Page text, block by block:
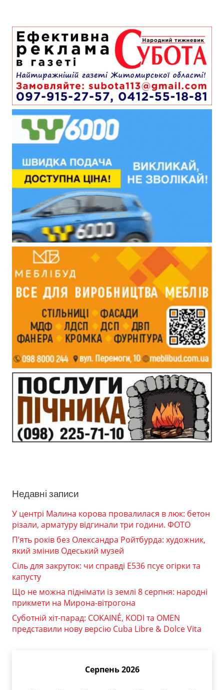
Недавні записи
У центрі Малина корова провалилася в люк: бетон
різали, арматуру відгинали три години. ФОТО
П’ять років без Олександра Ройтбурда: художник,
який змінив Одеський музей
Сіль для закруток: чи справді Е536 псує огірки та
капусту
Що не можна піднімати із землі 8 серпня: народні
прикмети на Мирона-вітрогона
Суботній хіт-парад: COKAINÉ, KODI та OMEN
представили нову версію Cuba Libre & Dolce Vita
Серпень 2026